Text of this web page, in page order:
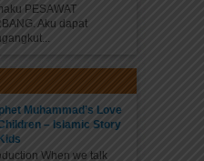
PESAWAT
Aku dapat
Muhammad’s Love
– Islamic Story
When we talk